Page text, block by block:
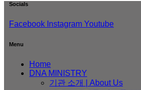
Socials
Facebook Instagram Youtube
Menu
Home
DNA MINISTRY
기관 소개 | About Us